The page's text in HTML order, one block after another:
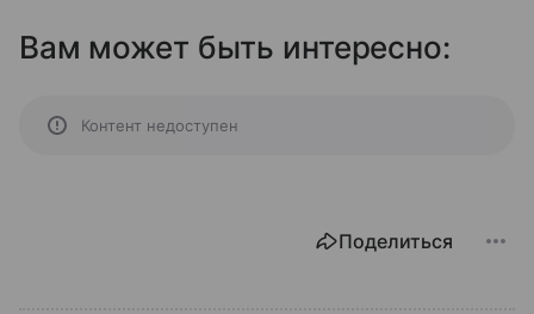
Вам может быть интересно:
Контент недоступен
Поделиться